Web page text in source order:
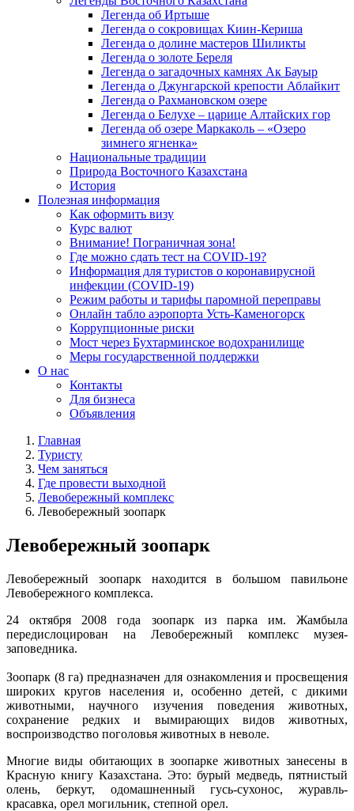
Легенда об Иртыше
Легенда о сокровищах Киин-Кериша
Легенда о долине мастеров Шиликты
Легенда о золоте Береля
Легенда о загадочных камнях Ак Бауыр
Легенда о Джунгарской крепости Аблайкит
Легенда о Рахмановском озере
Легенда о Белухе – царице Алтайских гор
Легенда об озере Маркаколь – «Озеро
зимнего ягненка»
Национальные традиции
Природа Восточного Казахстана
История
Полезная информация
Как оформить визу
Курс валют
Внимание! Пограничная зона!
Где можно сдать тест на COVID-19?
Информация для туристов о коронавирусной
инфекции (COVID-19)
Режим работы и тарифы паромной переправы
Онлайн табло аэропорта Усть-Каменогорск
Коррупционные риски
Мост через Бухтарминское водохранилище
Меры государственной поддержки
О нас
Контакты
Для бизнеса
Объявления
Главная
Туристу
Чем заняться
Где провести выходной
Левобережный комплекс
Левобережный зоопарк
Левобережный зоопарк
Левобережный зоопарк находится в большом павильоне
Левобережного комплекса.
24 октября 2008 года зоопарк из парка им. Жамбыла
передислоцирован на Левобережный комплекс музея-
заповедника.
Зоопарк (8 га) предназначен для ознакомления и просвещения
широких кругов населения и, особенно детей, с дикими
животными, научного изучения поведения животных,
сохранение редких и вымирающих видов животных,
воспроизводство поголовья животных в неволе.
Многие виды обитающих в зоопарке животных занесены в
Красную книгу Казахстана. Это: бурый медведь, пятнистый
олень, беркут, одомашненный гусь-сухонос, журавль-
красавка, орел могильник, степной орел.